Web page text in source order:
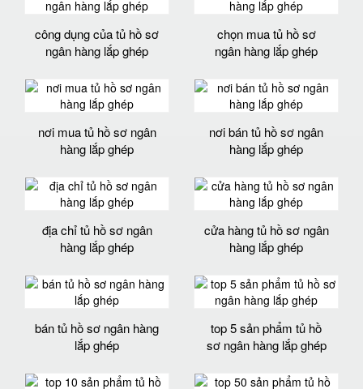
công dụng của tủ hồ sơ
ngân hàng lắp ghép
chọn mua tủ hồ sơ
ngân hàng lắp ghép
nơi mua tủ hồ sơ ngân
hàng lắp ghép
nơi bán tủ hồ sơ ngân
hàng lắp ghép
địa chỉ tủ hồ sơ ngân
hàng lắp ghép
cửa hàng tủ hồ sơ ngân
hàng lắp ghép
bán tủ hồ sơ ngân hàng
lắp ghép
top 5 sản phẩm tủ hồ
sơ ngân hàng lắp ghép